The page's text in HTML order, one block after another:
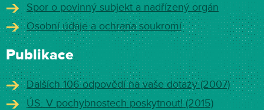
Spor o povinný subjekt a nadřízený orgán
Osobní údaje a ochrana soukromí
Publikace
Dalších 106 odpovědí na vaše dotazy (2007)
ÚS: V pochybnostech poskytnout! (2015)